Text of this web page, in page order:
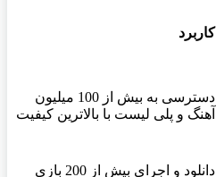
کاربرد
دسترسی به بیش از 100 میلیون
آهنگ و پلی لیست با بالاترین کیفیت
دانلود و اجرای بیش از 200 بازی